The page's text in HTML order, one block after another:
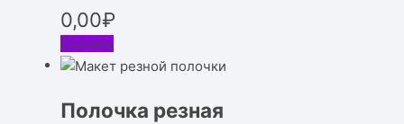
0,00₽
Скачать
Полочка резная